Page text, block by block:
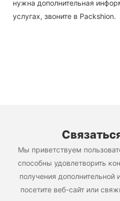
нужна дополнительная
услугах, звоните в Packshion.
Мы приветствуем
способны удовлетворить
получения
посетите веб-сайт или